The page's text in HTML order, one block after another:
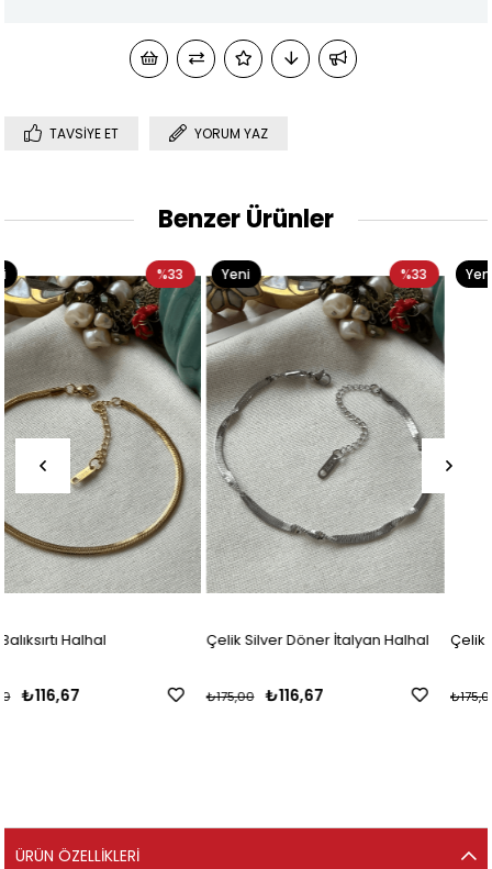
TAVSIYE ET YORUM YAZ
Benzer Ürünler
Çelik Silver Döner İtalyan Halhal
₺175,00
%33
Yeni
Ürün
Çelik Döner İtalyan Halhal
₺175,00
Yeni
Ürün
ÜRÜN ÖZELLIKLERI